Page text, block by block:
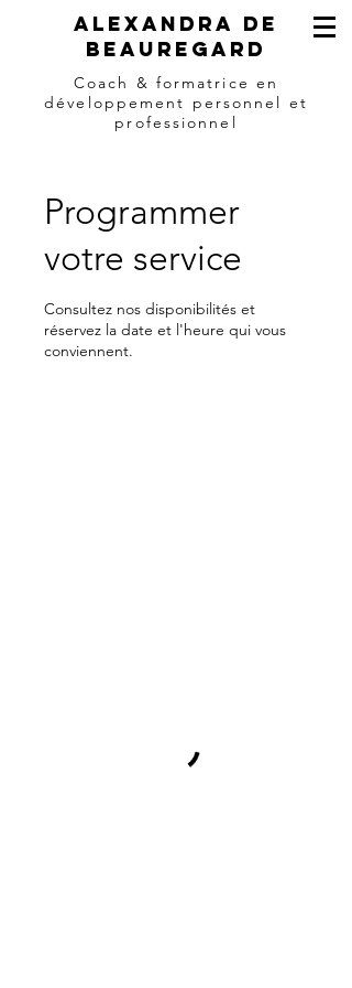
Alexandra de
beauregard
Coach & formatrice en
développement personnel et
professionnel
Programmer
votre service
Consultez nos disponibilités et
réservez la date et l'heure qui vous
conviennent.